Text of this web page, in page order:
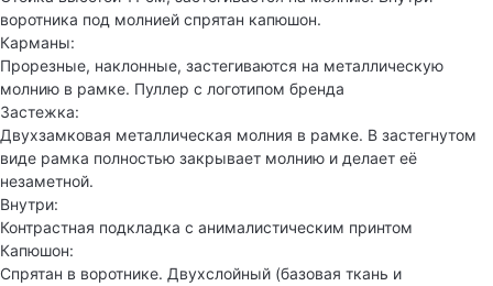
воротника под молнией спрятан капюшон.
Карманы:
Прорезные, наклонные, застегиваются на металлическую
молнию в рамке. Пуллер с логотипом бренда
Застежка:
Двухзамковая металлическая молния в рамке. В застегнутом
виде рамка полностью закрывает молнию и делает её
незаметной.
Внутри:
Контрастная подкладка с анималистическим принтом
Капюшон:
Спрятан в воротнике. Двухслойный (базовая ткань и